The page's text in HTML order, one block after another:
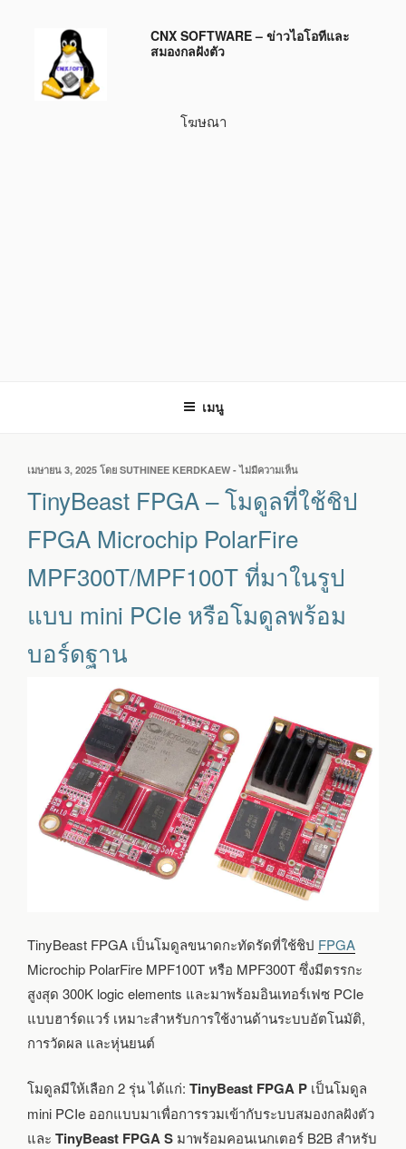
บทความ
CNX SOFTWARE – ข่าวไอโอทีและ
สมองกลฝังตัว
โฆษณา
เมนู
เขียน
เมษายน 3, 2025 โดย SUTHINEE KERDKAEW -ไม่มีความเห็น
TINYBEAST
FPGA
ใช้
ชิป
FPGA
MICROCHIP
แบบ
MINI
PCIE
หรือ
โมดูล
พร้อม
บอร์ด
ฐาน
TinyBeast FPGA – โมดูลที่ใช้ชิป
FPGA Microchip PolarFire
MPF300T/MPF100T ที่มาในรูป
แบบ mini PCIe หรือโมดูลพร้อม
บอร์ดฐาน
TinyBeast FPGA เป็นโมดูลขนาดกะทัดรัดที่ใช้ชิป FPGA
Microchip PolarFire MPF100T หรือ MPF300T ซึ่งมีตรรกะ
สูงสุด 300K logic elements และมาพร้อมอินเทอร์เฟซ PCIe
แบบฮาร์ดแวร์ เหมาะสำหรับการใช้งานด้านระบบอัตโนมัติ,
การวัดผล และหุ่นยนต์
โมดูลมีให้เลือก 2 รุ่น ได้แก่: TinyBeast FPGA P เป็นโมดูล
mini PCIe ออกแบบมาเพื่อการรวมเข้ากับระบบสมองกลฝังตัว
และ TinyBeast FPGA S มาพร้อมคอนเนกเตอร์ B2B สำหรับ